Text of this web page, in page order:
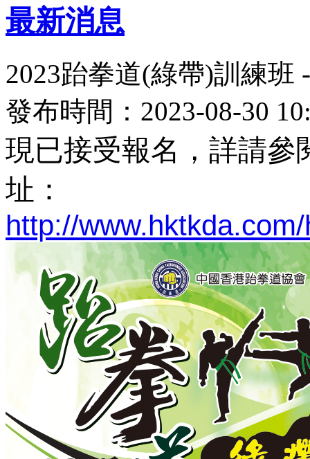
最新消息
2023跆拳道(綠帶)訓練班
發布時間：2023-08-30
現已接受報名，詳請參
址：
http://